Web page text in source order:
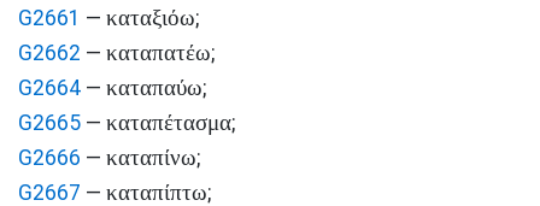
G2661 — καταξιόω;
G2662 — καταπατέω;
G2664 — καταπαύω;
G2665 — καταπέτασμα;
G2666 — καταπίνω;
G2667 — καταπίπτω;